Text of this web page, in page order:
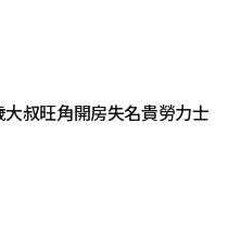
叔旺角開房失名貴勞力士